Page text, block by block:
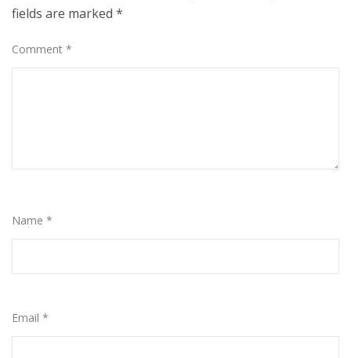
fields are marked *
Comment *
Name *
Email *